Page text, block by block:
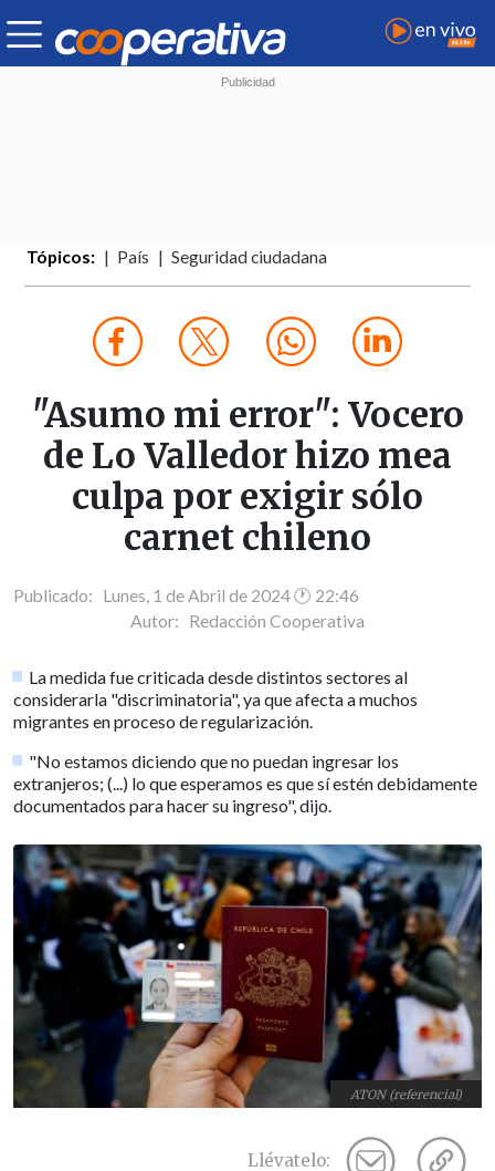
Tópicos: País Seguridad ciudadana
"Asumo mi error": Vocero
de Lo Valledor hizo mea
culpa por exigir sólo
carnet chileno
Publicado: Lunes, 1 de Abril de 2024 🕐 22:46
Autor: Redacción Cooperativa
La medida fue criticada desde distintos sectores al
considerarla "discriminatoria", ya que afecta a muchos
migrantes en proceso de regularización.
"No estamos diciendo que no puedan ingresar los
extranjeros; (...) lo que esperamos es que sí estén debidamente
documentados para hacer su ingreso", dijo.
ATON (referencial)
Llévatelo: